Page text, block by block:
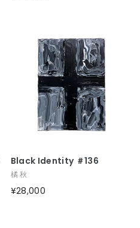
Black Identity ＃136
橘 秋
¥28,000